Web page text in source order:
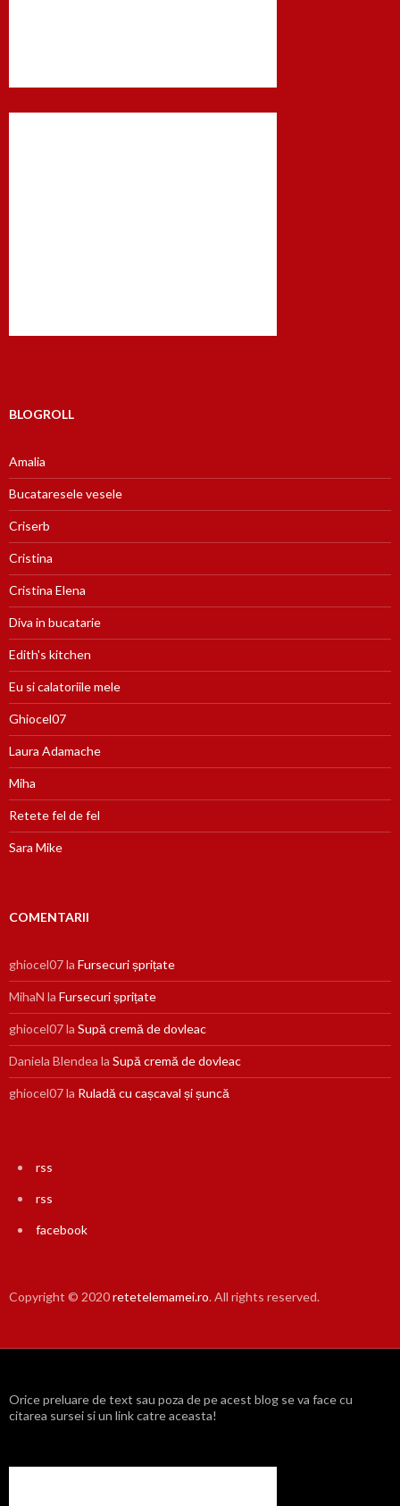
BLOGROLL
Amalia
Bucataresele vesele
Criserb
Cristina
Cristina Elena
Diva in bucatarie
Edith's kitchen
Eu si calatoriile mele
Ghiocel07
Laura Adamache
Miha
Retete fel de fel
Sara Mike
COMENTARII
ghiocel07la Fursecuri șprițate
MihaN la Fursecuri șprițate
ghiocel07la Supă cremă de dovleac
Daniela Blendea la Supă cremă de dovleac
ghiocel07la Ruladă cu cașcaval și șuncă
rss
rss
facebook
Copyright © 2020retetelemamei.ro. All rights reserved.
Orice preluare de text sau poza de pe acest blog se va face cu
citarea sursei si un link catre aceasta!